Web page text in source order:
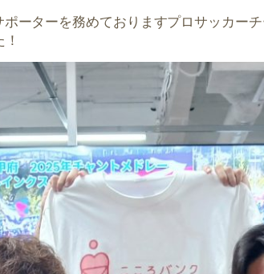
ーターを務めておりますプロサッカー